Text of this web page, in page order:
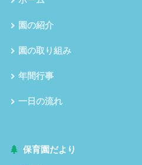
園の紹介
園の取り組み
年間行事
一日の流れ
保育園だより